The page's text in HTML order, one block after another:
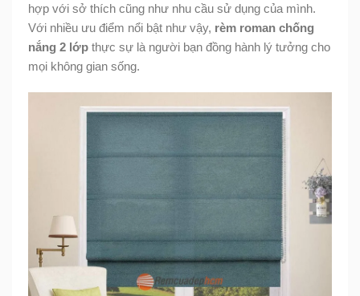
hợp với sở thích cũng như nhu cầu sử dụng của mình.
Với nhiều ưu điểm nổi bật như vậy, rèm roman chống
nắng 2 lớp thực sự là người bạn đồng hành lý tưởng cho
mọi không gian sống.